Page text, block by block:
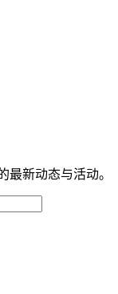
最新动态与活动。